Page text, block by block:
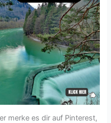
merke es dir auf Pinterest,